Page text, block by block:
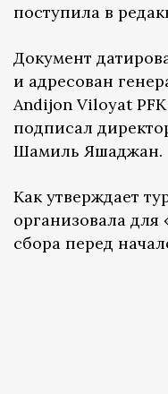
поступила в
Документ
и адресован
Andijon Viloyat
подписал
Шамиль Яшаджан.
Как утверждает
организовала
сбора перед